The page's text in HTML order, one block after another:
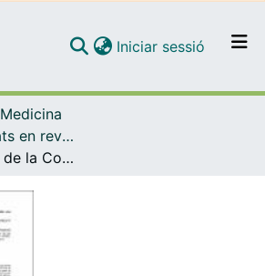
Navega per tot el DD
Com publicar
Iniciar sessió (current)
Medicina
Articles publicats en revistes (Medicina)
Contribuciones de la Comisión Nacional para el Uso Forense del ADN desde una perspectiva bioética